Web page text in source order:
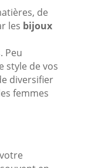
de
les bijoux
Peu
style de vos
diversifier
femmes